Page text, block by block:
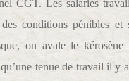
CGT. Les salariés
conditions pénibles et
on avale le
tenue de travail il y